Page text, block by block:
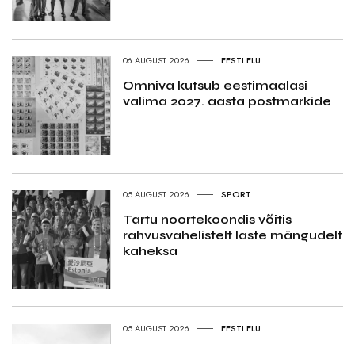
06.AUGUST 2026 EESTI ELU
Omniva kutsub eestimaalasi
valima 2027. aasta postmarkide
05.AUGUST 2026 SPORT
Tartu noortekoondis võitis
rahvusvahelistelt laste mängudelt
kaheksa
05.AUGUST 2026 EESTI ELU